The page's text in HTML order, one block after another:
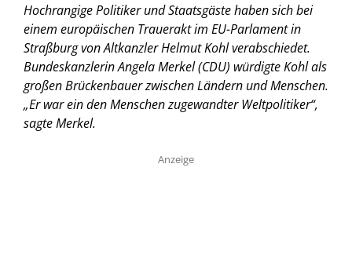
Hochrangige Politiker und Staatsgäste haben sich bei
einem europäischen Trauerakt im EU-Parlament in
Straßburg von Altkanzler Helmut Kohl verabschiedet.
Bundeskanzlerin Angela Merkel (CDU) würdigte Kohl als
großen Brückenbauer zwischen Ländern und Menschen.
„Er war ein den Menschen zugewandter Weltpolitiker“,
sagte Merkel.
Anzeige